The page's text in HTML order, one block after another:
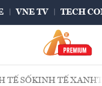
VNE TV TECH
TẾ SỐKINH TẾ XANH